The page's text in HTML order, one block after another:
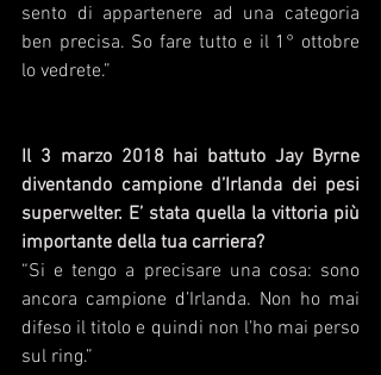
sento di appartenere ad una categoria
ben precisa. So fare tutto e il 1° ottobre
lo vedrete.”
Il 3 marzo 2018 hai battuto Jay Byrne
diventando campione d’Irlanda dei pesi
superwelter. E’ stata quella la vittoria più
importante della tua carriera?
“Si e tengo a precisare una cosa: sono
ancora campione d’Irlanda. Non ho mai
difeso il titolo e quindi non l’ho mai perso
sul ring.”